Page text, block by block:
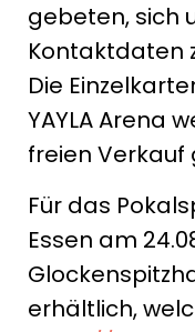
gebeten, sich
Kontaktdaten
Die
YAYLA Arena
freien Verkauf
Für das
Essen am
erhältlich,